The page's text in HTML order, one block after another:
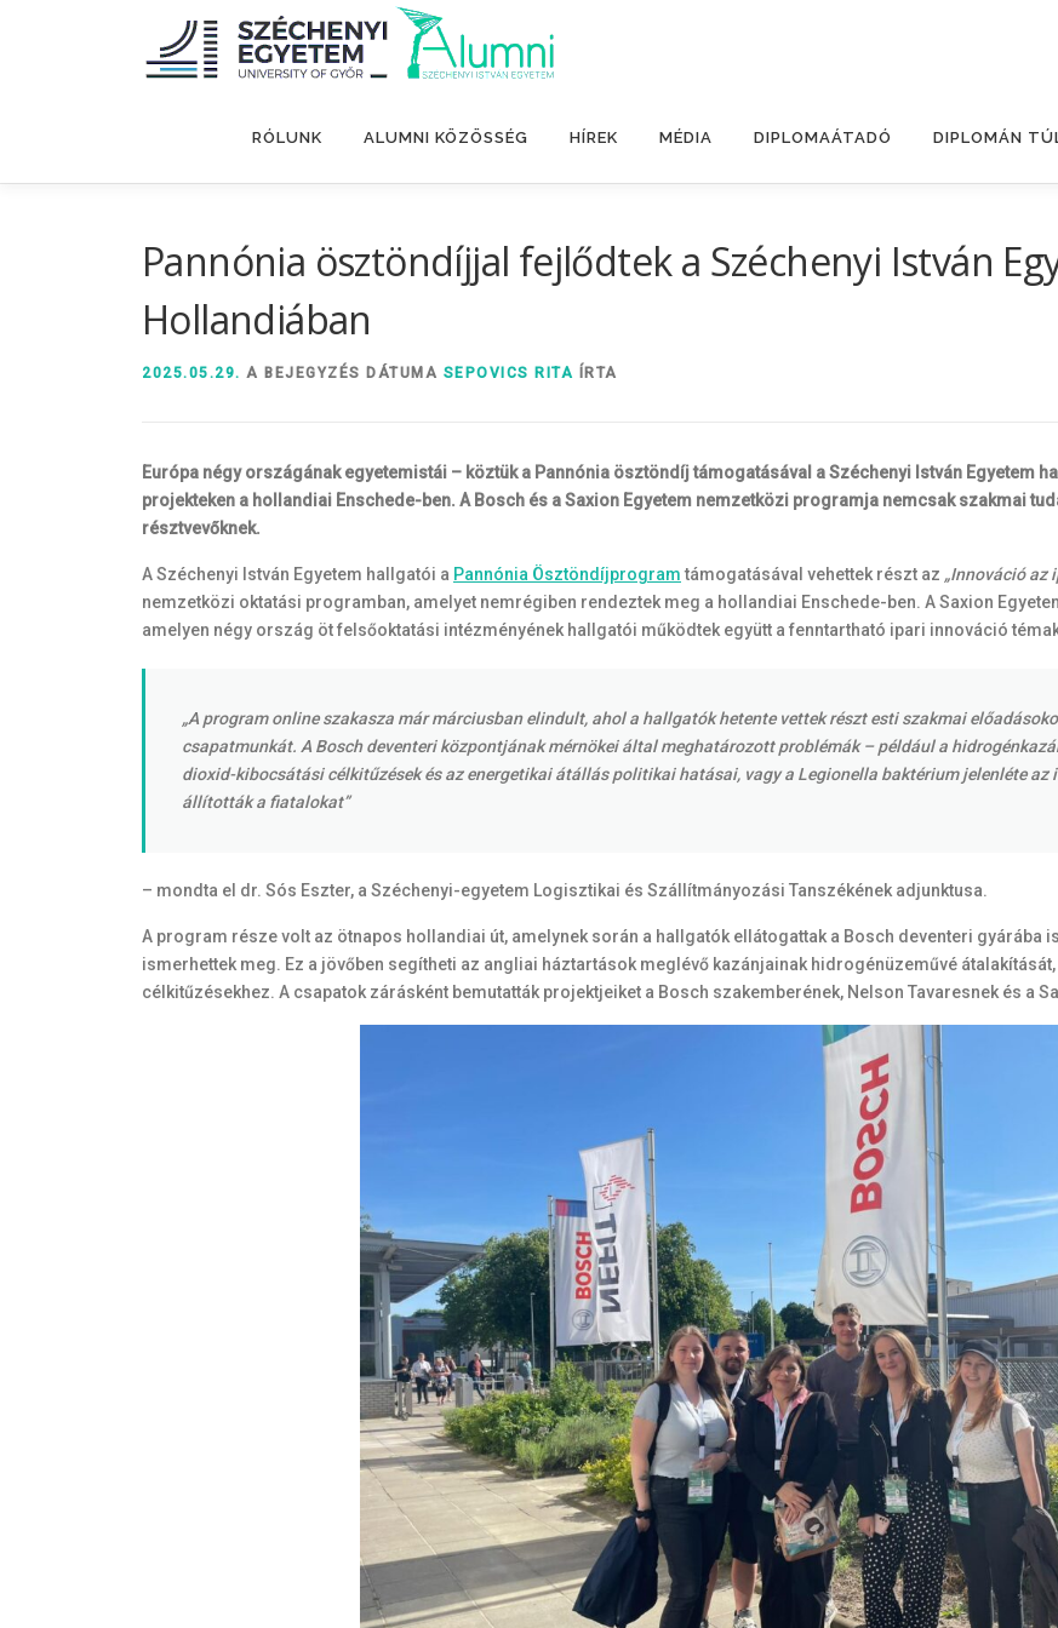
RÓLUNK ALUMNI KÖZÖSSÉG HÍREK MÉDIA DIPLOMAÁTADÓ DIPLOMÁN
Pannónia ösztöndíjjal fejlődtek a Széchenyi István
Hollandiában
2025.05.29. A BEJEGYZÉS DÁTUMA SEPOVICS RITA ÍRTA
Európa négy országának egyetemistái – köztük a Pannónia ösztöndíj támogatásával a Széchenyi István Egyetem
projekteken a hollandiai Enschede-ben. A Bosch és a Saxion Egyetem nemzetközi programja nemcsak szakmai
résztvevőknek.
A Széchenyi István Egyetem hallgatói a Pannónia Ösztöndíjprogramtámogatásával vehettek részt az „Innováció az
nemzetközi oktatási programban, amelyet nemrégiben rendeztek meg a hollandiai Enschede-ben. A Saxion
amelyen négy ország öt felsőoktatási intézményének hallgatói működtek együtt a fenntartható ipari innováció
„A program online szakasza már márciusban elindult, ahol a hallgatók hetente vettek részt esti szakmai
csapatmunkát. A Bosch deventeri központjának mérnökei által meghatározott problémák – például a
dioxid-kibocsátási célkitűzések és az energetikai átállás politikai hatásai, vagy a Legionella baktérium jelenléte
állították a fiatalokat”
– mondta el dr. Sós Eszter, a Széchenyi-egyetem Logisztikai és Szállítmányozási Tanszékének adjunktusa.
A program része volt az ötnapos hollandiai út, amelynek során a hallgatók ellátogattak a Bosch deventeri gyárába
ismerhettek meg. Ez a jövőben segítheti az angliai háztartások meglévő kazánjainak hidrogénüzeművé
célkitűzésekhez. A csapatok zárásként bemutatták projektjeiket a Bosch szakemberének, Nelson Tavaresnek és a